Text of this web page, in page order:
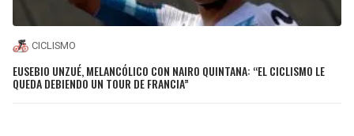
CICLISMO
EUSEBIO UNZUÉ, MELANCÓLICO CON NAIRO QUINTANA: “EL CICLISMO LE
QUEDA DEBIENDO UN TOUR DE FRANCIA”